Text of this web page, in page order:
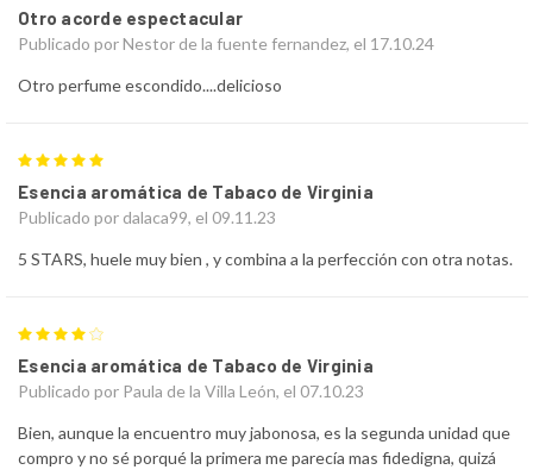
Otro acorde espectacular
Publicado por Nestor de la fuente fernandez, el 17.10.24
Otro perfume escondido....delicioso
Esencia aromática de Tabaco de Virginia
Publicado por dalaca99, el 09.11.23
5 STARS, huele muy bien , y combina a la perfección con otra notas.
Esencia aromática de Tabaco de Virginia
Publicado por Paula de la Villa León, el 07.10.23
Bien, aunque la encuentro muy jabonosa, es la segunda unidad que
compro y no sé porqué la primera me parecía mas fidedigna, quizá